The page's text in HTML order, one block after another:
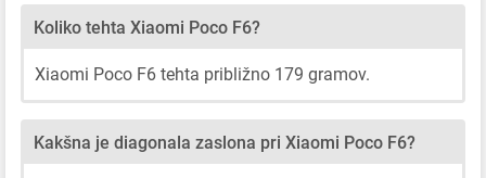
Koliko tehta Xiaomi Poco F6?
Xiaomi Poco F6 tehta približno 179 gramov.
Kakšna je diagonala zaslona pri Xiaomi Poco F6?